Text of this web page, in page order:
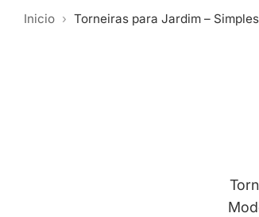
Inicio Torneiras para Jardim – Simples